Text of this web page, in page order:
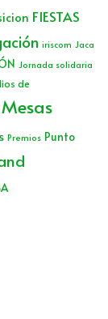
FIESTAS
iriscom Jaca
Jornada solidaria
de
Mesas
Premios Punto